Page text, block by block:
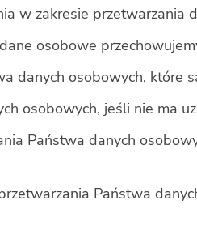
w zakresie przetwarzania
osobowe
danych osobowych, które
osobowych, jeśli nie ma
Państwa danych
Państwa